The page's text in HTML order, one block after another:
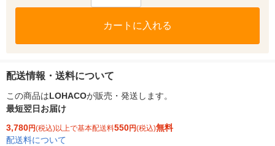
カートに入れる
配送情報・送料について
この商品はLOHACOが販売・発送します。
最短翌日お届け
3,780円(税込)以上で基本配送料550円(税込)無料
配送料について